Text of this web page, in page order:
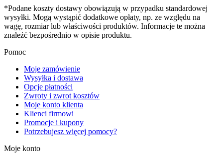
*Podane koszty dostawy obowiązują w przypadku standardowej
wysyłki. Mogą wystąpić dodatkowe opłaty, np. ze względu na
wagę, rozmiar lub właściwości produktów. Informacje te można
znaleźć bezpośrednio w opisie produktu.
Pomoc
Moje zamówienie
Wysyłka i dostawa
Opcje płatności
Zwroty i zwrot kosztów
Moje konto klienta
Klienci firmowi
Promocje i kupony
Potrzebujesz więcej pomocy?
Moje konto